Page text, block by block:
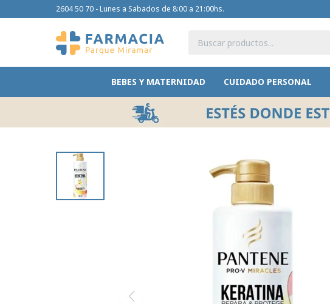
BEBES Y MATERNIDAD CUIDADO PERSONAL
2604 50 70 - Lunes a Sabados de 8:00 a 21:00hs.